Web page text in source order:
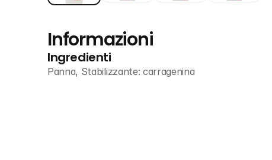
Informazioni
Ingredienti
Panna, Stabilizzante: carragenina